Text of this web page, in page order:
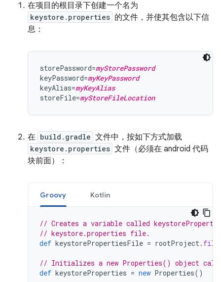
在项目的根目录下创建一个名为
keystore.properties 的文件，并使其包含以下信
息：
storePassword=myStorePassword
keyPassword=myKeyPassword
keyAlias=myKeyAlias
storeFile=myStoreFileLocation
在 build.gradle 文件中，按如下方式加载
keystore.properties 文件（必须在 android 代码
块前面）：
Groovy Kotlin
// Creates a variable called
// keystore.properties file.
def keystorePropertiesFile = rootProject. file
// Initializes a new Properties() object
def keystoreProperties = new Properties()